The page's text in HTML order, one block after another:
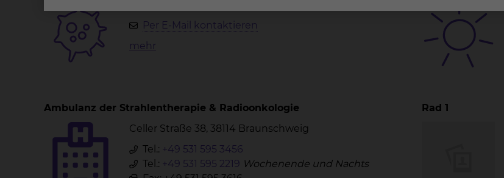
Per E-Mail kontaktieren
mehr
Ambulanz der Strahlentherapie & Radioonkologie
Celler Straße 38, 38114 Braunschweig
Tel.: +49 531 595 3456
Tel.: +49 531 595 2219 Wochenende und Nachts
Rad 1